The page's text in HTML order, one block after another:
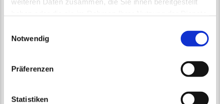
Notwendig
Präferenzen
Statistiken